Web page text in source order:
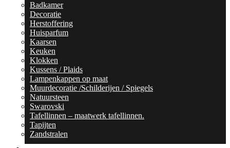
Badkamer
Decoratie
Herstoffering
Huisparfum
Kaarsen
Keuken
Klokken
Kussens / Plaids
Lampenkappen op maat
Muurdecoratie /Schilderijen / Spiegels
Natuursteen
Swarovski
Tafellinnen – maatwerk tafellinnen.
Tapijten
Zandstralen